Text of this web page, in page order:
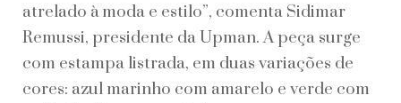
atrelado à moda e estilo”, comenta Sidimar
Remussi, presidente da Upman. A peça surge
com estampa listrada, em duas variações de
cores: azul marinho com amarelo e verde com